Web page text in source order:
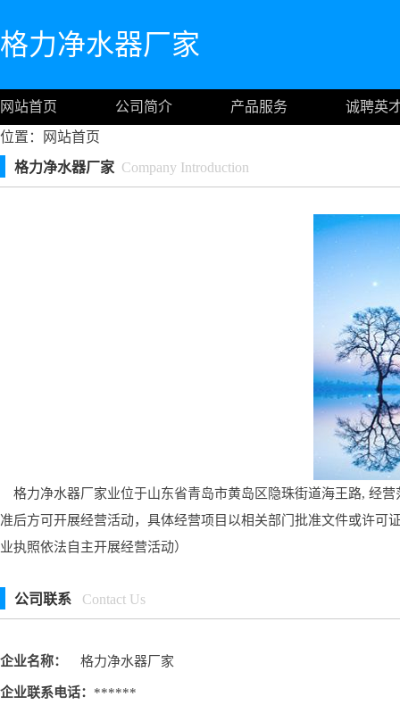
格力净水器厂家
网站首页 公司简介 产品服务
诚聘英
位置：
网站首页
格力净水器厂家 Company Introduction
格力净水器厂家业位于山东省青岛市黄岛区隐珠街道海王路, 经
准后方可开展经营活动，具体经营项目以相关部门批准文件或许
业执照依法自主开展经营活动）
公司联系 Contact Us
企业名称： 格力净水器厂家
企业联系电话： ******